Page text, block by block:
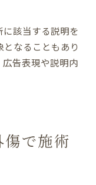
該当する説明を
なることもあり
告表現や説明内
で施術